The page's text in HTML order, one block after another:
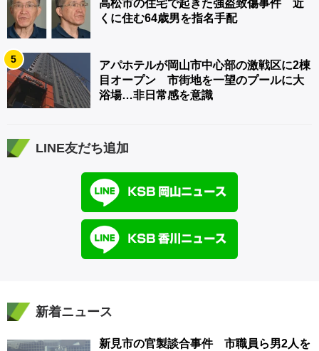
高松市の住宅で起きた強盗致傷事件 近
くに住む64歳男を指名手配
5
アパホテルが岡山市中心部の激戦区に2棟
目オープン 市街地を一望のプールに大
浴場…非日常感を意識
LINE友だち追加
新着ニュース
新見市の官製談合事件 市職員ら男2人を